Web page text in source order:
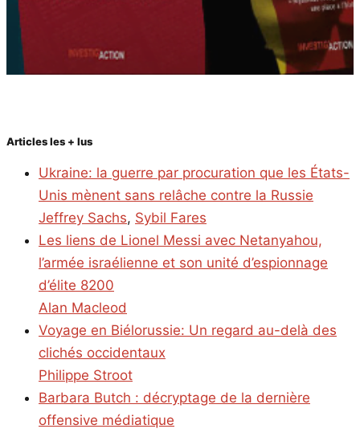
Articles les + lus
Ukraine: la guerre par procuration que les États-
Unis mènent sans relâche contre la Russie
Jeffrey Sachs, Sybil Fares
Les liens de Lionel Messi avec Netanyahou,
l’armée israélienne et son unité d’espionnage
d’élite 8200
Alan Macleod
Voyage en Biélorussie: Un regard au-delà des
clichés occidentaux
Philippe Stroot
Barbara Butch : décryptage de la dernière
offensive médiatique